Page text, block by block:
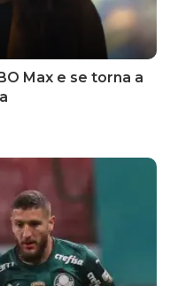
Max e se torna a